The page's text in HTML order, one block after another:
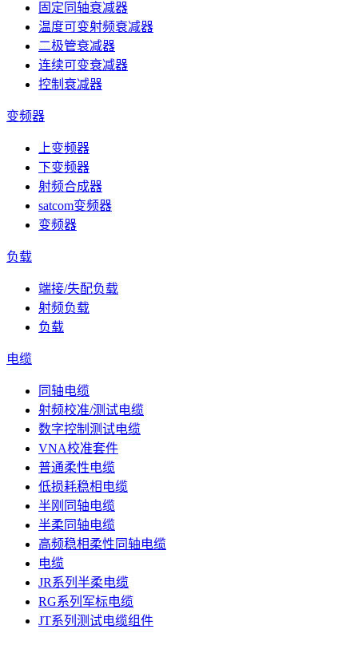
固定同轴衰减器
温度可变射频衰减器
二极管衰减器
连续可变衰减器
控制衰减器
变频器
上变频器
下变频器
射频合成器
satcom变频器
变频器
负载
端接/失配负载
射频负载
负载
电缆
同轴电缆
射频校准/测试电缆
数字控制测试电缆
VNA校准套件
普通柔性电缆
低损耗稳相电缆
半刚同轴电缆
半柔同轴电缆
高频稳相柔性同轴电缆
电缆
JR系列半柔电缆
RG系列军标电缆
JT系列测试电缆组件